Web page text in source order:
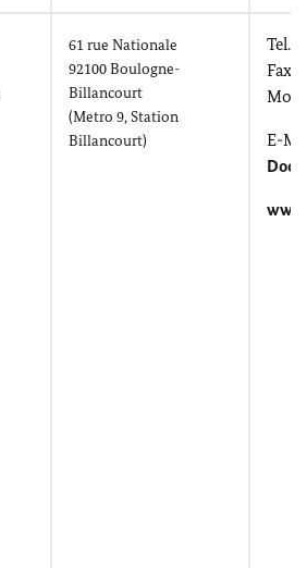
61rue Nationale
92100Boulogne-
Billancourt
(Metro 9, Station
Billancourt)
Tel.:
Fax:
E-